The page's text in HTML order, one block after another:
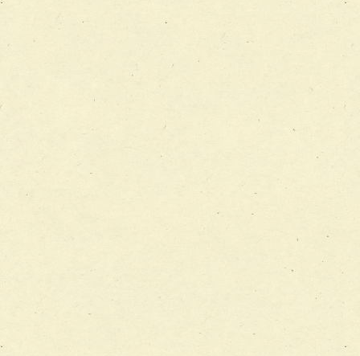
チーム10【包括的リハビリテーションコンサルテーション